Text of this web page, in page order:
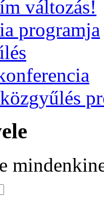
változás!
programja